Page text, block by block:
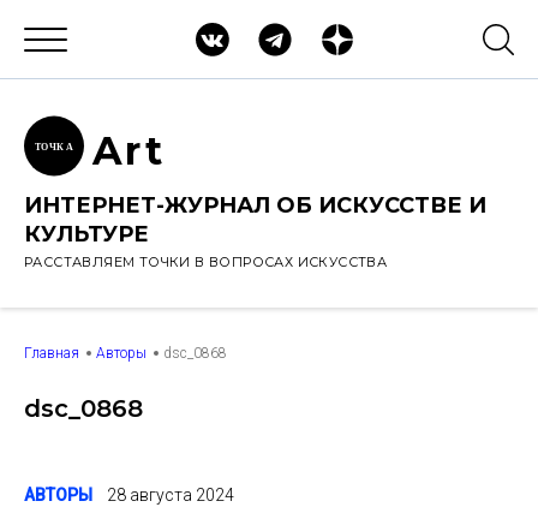
ТОЧК А Art
ИНТЕРНЕТ-ЖУРНАЛ ОБ ИСКУССТВЕ И
КУЛЬТУРЕ
РАССТАВЛЯЕМ ТОЧКИ В ВОПРОСАХ ИСКУССТВА
Главная Авторы dsc_0868
dsc_0868
АВТОРЫ 28 августа 2024